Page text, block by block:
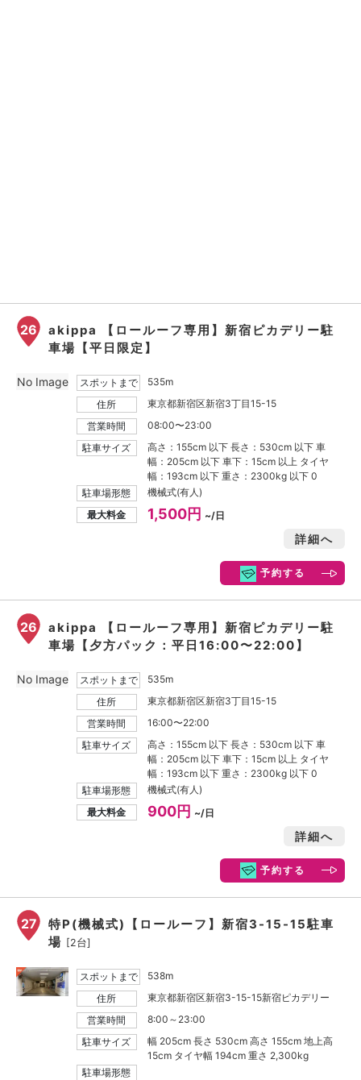
26
akippa 【ロールーフ専用】新宿ピカデリー駐
車場【平日限定】
スポットまで
535m
住所
東京都新宿区新宿3丁目15-15
営業時間
08:00〜23:00
駐車サイズ
高さ：155cm 以下 長さ：530cm 以下 車
幅：205cm 以下 車下：15cm 以上 タイヤ
幅：193cm 以下 重さ：2300kg 以下 0
駐車場形態
機械式(有人)
最大料金
1,500円 ~/日
詳細へ
予約する
No Image
26
akippa 【ロールーフ専用】新宿ピカデリー駐
車場【夕方パック：平日16:00〜22:00】
スポットまで
535m
住所
東京都新宿区新宿3丁目15-15
営業時間
16:00〜22:00
駐車サイズ
高さ：155cm 以下 長さ：530cm 以下 車
幅：205cm 以下 車下：15cm 以上 タイヤ
幅：193cm 以下 重さ：2300kg 以下 0
駐車場形態
機械式(有人)
最大料金
900円 ~/日
詳細へ
予約する
No Image
27
特P(機械式)【ロールーフ】新宿3-15-15駐車
場 [2台]
スポットまで
538m
住所
東京都新宿区新宿3-15-15新宿ピカデリー
営業時間
8:00～23:00
駐車サイズ
幅 205cm 長さ 530cm 高さ 155cm 地上高
15cm タイヤ幅 194cm 重さ 2,300kg
駐車場形態